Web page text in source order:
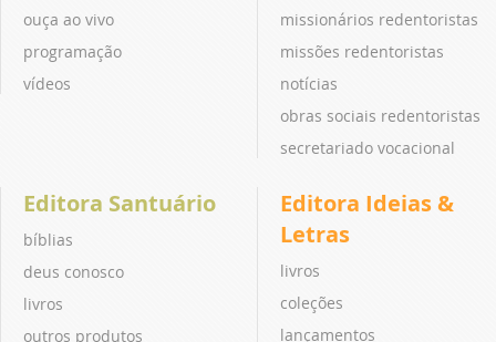
ouça ao vivo
programação
vídeos
missionários redentoristas
missões redentoristas
notícias
obras sociais redentoristas
secretariado vocacional
Editora Santuário
bíblias
deus conosco
livros
outros produtos
Editora Ideias &
Letras
livros
coleções
lançamentos